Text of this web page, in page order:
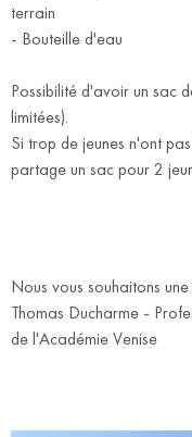
terrain
- Bouteille d'eau
Possibilité d'avoir un sac
limitées).
Si trop de jeunes n'ont
partage un sac pour 2
Nous vous souhaitons
Thomas Ducharme -
de l'Académie Venise